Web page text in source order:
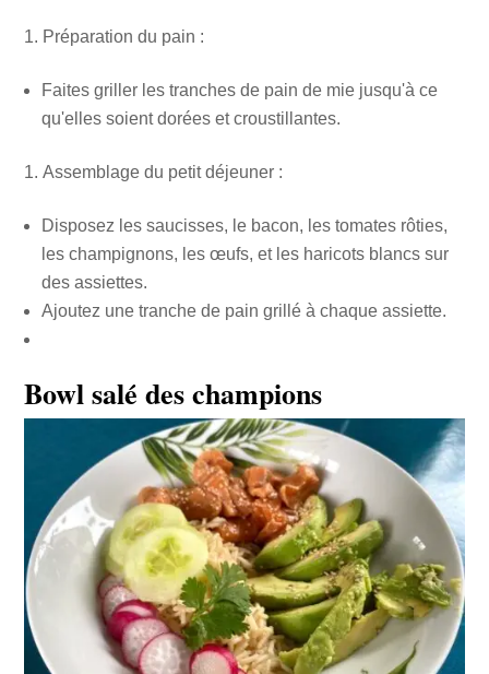
Préparation du pain :
Faites griller les tranches de pain de mie jusqu'à ce
qu'elles soient dorées et croustillantes.
Assemblage du petit déjeuner :
Disposez les saucisses, le bacon, les tomates rôties,
les champignons, les œufs, et les haricots blancs sur
des assiettes.
Ajoutez une tranche de pain grillé à chaque assiette.
Bowl salé des champions